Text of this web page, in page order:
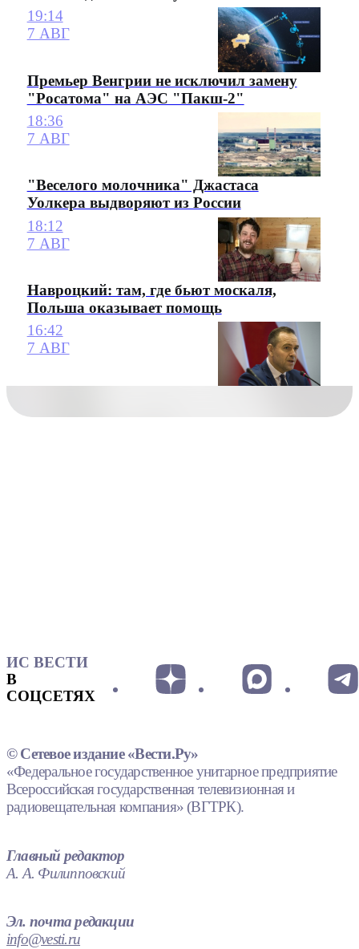
19:14
7 АВГ
Премьер Венгрии не исключил замену
"Росатома" на АЭС "Пакш-2"
18:36
7 АВГ
"Веселого молочника" Джастаса
Уолкера выдворяют из России
18:12
7 АВГ
Навроцкий: там, где бьют москаля,
Польша оказывает помощь
16:42
7 АВГ
ИС ВЕСТИ
В
СОЦСЕТЯХ
© Сетевое издание «Вести.Ру»
«Федеральное государственное унитарное предприятие
Всероссийская государственная телевизионная и
радиовещательная компания» (ВГТРК).
Главный редактор
А. А. Филипповский
Эл. почта редакции
info@vesti.ru